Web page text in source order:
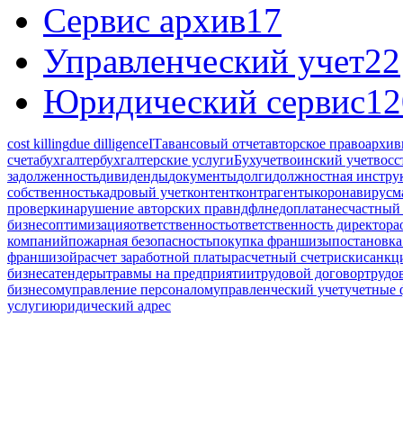
Сервис архив17
Управленческий учет22
Юридический сервис
cost killingdue dilligenceITавансовый отчетавторское право
счетабухгалтербухгалтерские услугиБухучетвоинский учет
задолженностьдивидендыдокументыдолгидолжностная
собственностькадровый учетконтентконтрагентыкоронавирус
проверкинарушение авторских правндфлнедоплатанесчастный
бизнесоптимизацияответственностьответственность директора
компанийпожарная безопасностьпокупка франшизы
франшизойрасчет заработной платырасчетный счетриски
бизнесатендерытравмы на предприятиитрудовой договор
бизнесомуправление персоналомуправленческий учетучетные
услугиюридический адрес